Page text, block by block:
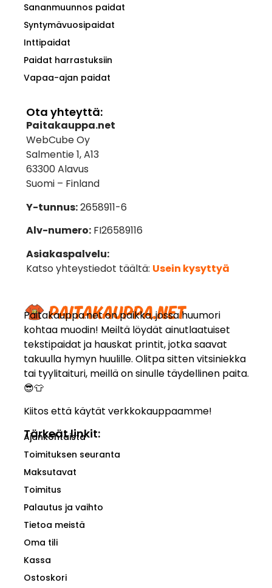
Paitakauppa.net on paikka, jossa huumori
kohtaa muodin! Meiltä löydät ainutlaatuiset
tekstipaidat ja hauskat printit, jotka saavat
takuulla hymyn huulille. Olitpa sitten vitsiniekka
tai tyylitaituri, meillä on sinulle täydellinen paita.
😎👕
Kiitos että käytät verkkokauppaamme!
Tärkeät linkit:
Ajankohtaista
Toimituksen seuranta
Maksutavat
Toimitus
Palautus ja vaihto
Tietoa meistä
Oma tili
Kassa
Ostoskori
Sananmuunnos paidat
Syntymävuosipaidat
Inttipaidat
Paidat harrastuksiin
Vapaa-ajan paidat
Ota yhteyttä:
Paitakauppa.net
WebCube Oy
Salmentie 1, A13
63300 Alavus
Suomi – Finland
Y-tunnus:2658911-6
Alv-numero:FI26589116
Asiakaspalvelu:
Katso yhteystiedot täältä: Usein kysyttyä